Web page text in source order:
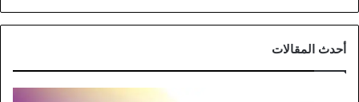
أحدث المقالات